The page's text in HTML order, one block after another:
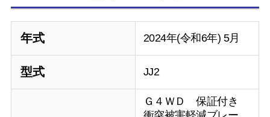
年式 2024年(令和6年) 5月
型式 JJ2
Ｇ４ＷＤ 保証付き